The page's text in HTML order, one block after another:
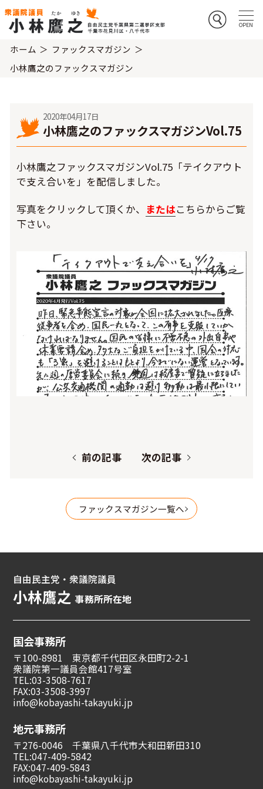
ホーム
ファックスマガジン
小林鷹之のファックスマガジン
2020年04月17日
小林鷹之のファックスマガジンVol.75
小林鷹之ファックスマガジンVol.75「テイクアウト
で支え合いを」を配信しました。
写真をクリックして頂くか、 またはこちらからご覧
下さい。
前の記事 次の記事
ファックスマガジン一覧へ
自由民主党・衆議院議員
小林鷹之事務所所在地
国会事務所
〒100-8981 東京都千代田区永田町2-2-1
衆議院第一議員会館417号室
TEL:03-3508-7617
FAX:03-3508-3997
info@kobayashi-takayuki.jp
地元事務所
〒276-0046 千葉県八千代市大和田新田310
TEL:047-409-5842
FAX:047-409-5843
info@kobayashi-takayuki.jp